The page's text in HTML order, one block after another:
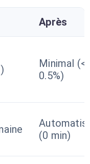
Après
Minimal (<
0.5%)
(0 min)